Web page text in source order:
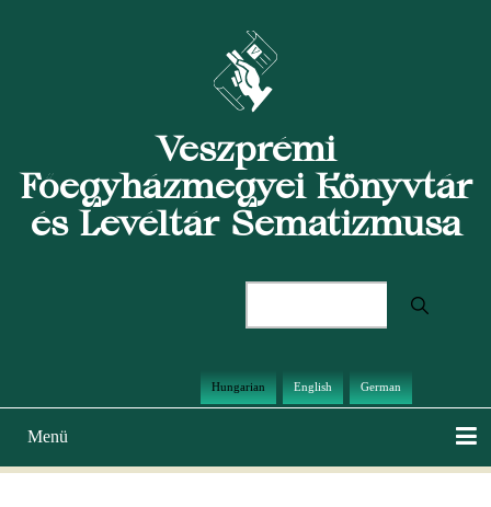
Veszprémi
Főegyházmegyei Könyvtár
és Levéltár Sematizmusa
Hungarian English German
Main
navigation
Menü